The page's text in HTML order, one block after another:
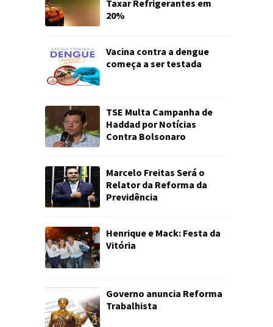
Taxar Refrigerantes em
20%
Vacina contra a dengue
começa a ser testada
TSE Multa Campanha de
Haddad por Notícias
Contra Bolsonaro
Marcelo Freitas Será o
Relator da Reforma da
Previdência
Henrique e Mack: Festa da
Vitória
Governo anuncia Reforma
Trabalhista